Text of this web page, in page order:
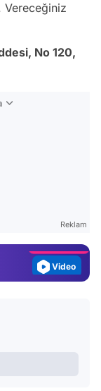
Vereceğiniz
No 120,
Reklam
Video